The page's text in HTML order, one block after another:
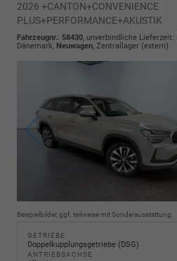
2026 +CANTON+CONVENIENCE
PLUS+PERFORMANCE+AKUSTIK
Fahrzeugnr.: 58430, unverbindliche Lieferzeit:
Dänemark, Neuwagen, Zentrallager (extern)
Beispielbilder, ggf. teilweise mit Sonderausstattung
GETRIEBE
Doppelkupplungsgetriebe (DSG)
ANTRIEBSACHSE